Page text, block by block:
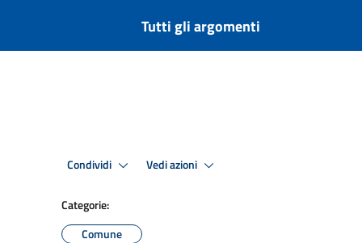
Tutti gli argomenti
Condividi Vedi azioni
Categorie:
Comune